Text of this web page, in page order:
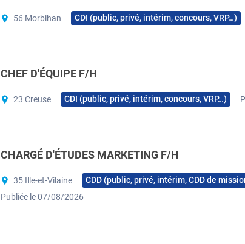
56 Morbihan CDI (public, privé, intérim, concours, VRP…)
CHEF D'ÉQUIPE F/H
23 Creuse CDI (public, privé, intérim, concours, VRP…)
CHARGÉ D'ÉTUDES MARKETING F/H
35 Ille-et-Vilaine
CDD (public, privé, intérim, CDD de
Publiée le 07/08/2026